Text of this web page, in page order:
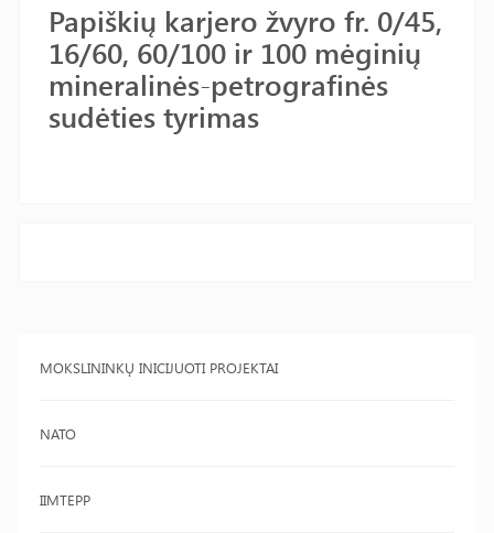
MOKSLININKŲ INICIJUOTI PROJEKTAI
NATO
IIMTEPP
Papiškių karjero žvyro fr. 0/45,
16/60, 60/100 ir 100 mėginių
mineralinės-petrografinės
sudėties tyrimas